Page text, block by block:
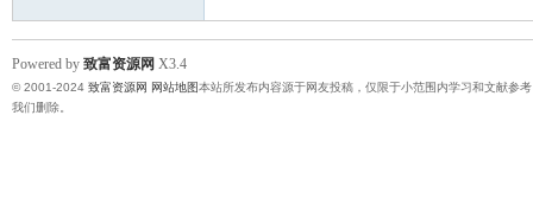
Powered by 致富资源网 X3.4
© 2001-2024 致富资源网 网站地图本站所发布内容源于网友投稿，仅限于小范围内学习和文献参
我们删除。